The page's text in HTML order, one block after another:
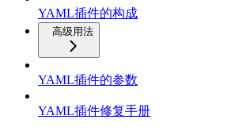
YAML插件的构成
高级用法
YAML插件的参数
YAML插件修复手册